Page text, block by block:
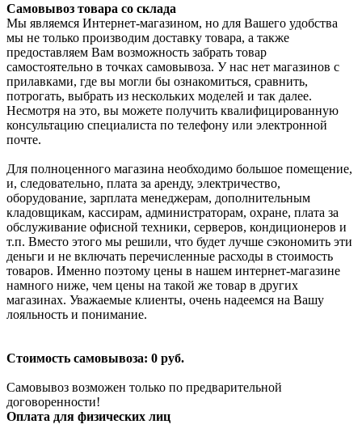
Самовывоз товара со склада
Мы являемся Интернет-магазином, но для Вашего удобства
мы не только производим доставку товара, а также
предоставляем Вам возможность забрать товар
самостоятельно в точках самовывоза. У нас нет магазинов с
прилавками, где вы могли бы ознакомиться, сравнить,
потрогать, выбрать из нескольких моделей и так далее.
Несмотря на это, вы можете получить квалифицированную
консультацию специалиста по телефону или электронной
почте.
Для полноценного магазина необходимо большое помещение,
и, следовательно, плата за аренду, электричество,
оборудование, зарплата менеджерам, дополнительным
кладовщикам, кассирам, администраторам, охране, плата за
обслуживание офисной техники, серверов, кондиционеров и
т.п. Вместо этого мы решили, что будет лучше сэкономить эти
деньги и не включать перечисленные расходы в стоимость
товаров. Именно поэтому цены в нашем интернет-магазине
намного ниже, чем цены на такой же товар в других
магазинах. Уважаемые клиенты, очень надеемся на Вашу
лояльность и понимание.
Стоимость самовывоза: 0 руб.
Самовывоз возможен только по предварительной
договоренности!
Оплата для физических лиц